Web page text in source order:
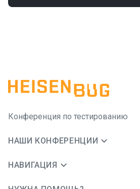
Конференция по тестированию
НАШИ КОНФЕРЕНЦИИ
НАВИГАЦИЯ